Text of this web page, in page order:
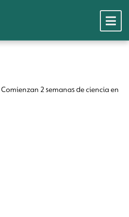
Comienzan 2 semanas de ciencia en